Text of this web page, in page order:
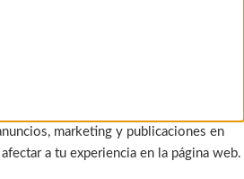
marketing y publicaciones en
a tu experiencia en la página web.